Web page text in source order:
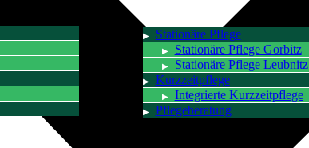
Stationäre Pflege
Stationäre Pflege Gorbitz
Stationäre Pflege Leubnitz
Kurzzeitpflege
Integrierte Kurzzeitpflege
Pflegeberatung